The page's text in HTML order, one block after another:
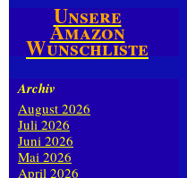
Unsere
Amazon
Wunschliste
Archiv
August 2026
Juli 2026
Juni 2026
Mai 2026
April 2026